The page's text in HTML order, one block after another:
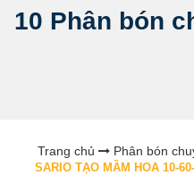
10 Phân bón
Trang chủ Phân bón
SARIO TẠO MẦM HOA 10-